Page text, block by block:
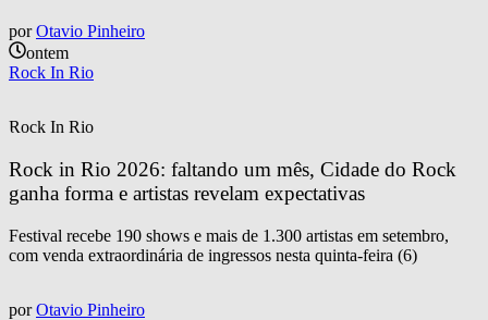
por Otavio Pinheiro
ontem
Rock In Rio
Rock In Rio
Rock in Rio 2026: faltando um mês, Cidade do Rock
ganha forma e artistas revelam expectativas
Festival recebe 190 shows e mais de 1.300 artistas em setembro,
com venda extraordinária de ingressos nesta quinta-feira (6)
por Otavio Pinheiro